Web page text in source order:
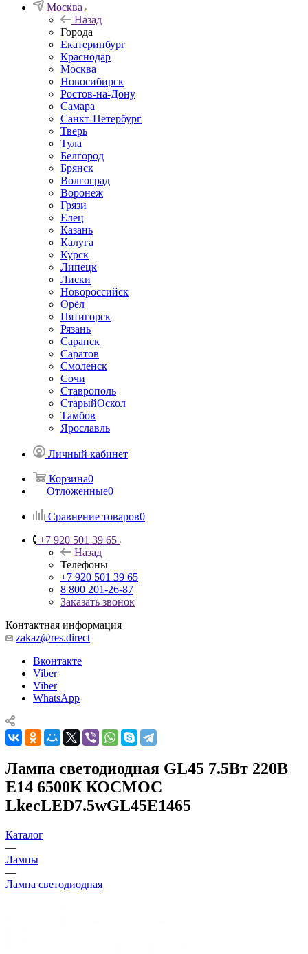
Москва
Назад
Города
Екатеринбург
Краснодар
Москва
Новосибирск
Ростов-на-Дону
Самара
Санкт-Петербург
Тверь
Тула
Белгород
Брянск
Волгоград
Воронеж
Грязи
Елец
Казань
Калуга
Курск
Липецк
Лиски
Новороссийск
Орёл
Пятигорск
Рязань
Саранск
Саратов
Смоленск
Сочи
Ставрополь
СтарыйОскол
Тамбов
Ярославль
Личный кабинет
Корзина0
Отложенные0
Сравнение товаров0
+7 920 501 39 65
Назад
Телефоны
+7 920 501 39 65
8 800 201-26-87
Заказать звонок
Контактная информация
zakaz@res.direct
Вконтакте
Viber
Viber
WhatsApp
Лампа светодиодная GL45 7.5Вт 220В
E14 6500К КОСМОС
LkecLED7.5wGL45E1465
Каталог
—
Лампы
—
Лампа светодиодная